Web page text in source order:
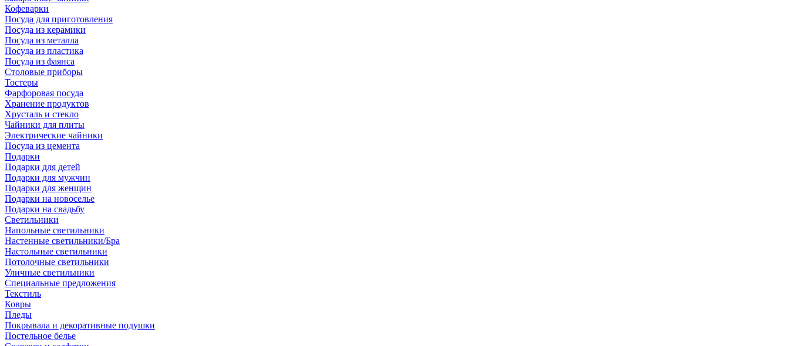
Кофеварки
Посуда для приготовления
Посуда из керамики
Посуда из металла
Посуда из пластика
Посуда из фаянса
Столовые приборы
Тостеры
Фарфоровая посуда
Хранение продуктов
Хрусталь и стекло
Чайники для плиты
Электрические чайники
Посуда из цемента
Подарки
Подарки для детей
Подарки для мужчин
Подарки для женщин
Подарки на новоселье
Подарки на свадьбу
Светильники
Напольные светильники
Настенные светильники/Бра
Настольные светильники
Потолочные светильники
Уличные светильники
Специальные предложения
Текстиль
Ковры
Пледы
Покрывала и декоративные подушки
Постельное белье